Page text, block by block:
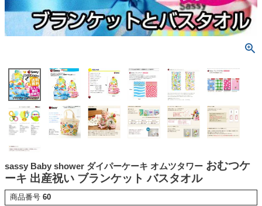
sassy Baby shower ダイパーケーキ オムツタワー おむつケ
ーキ 出産祝い ブランケット バスタオル
商品番号 60